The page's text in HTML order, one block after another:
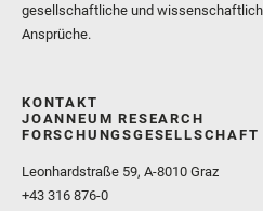
gesellschaftliche und
Ansprüche.
KONTAKT
JOANNEUM RESEARCH
FORSCHUNGSGESELLSCHAFT
Leonhardstraße 59, A-8010 Graz
+43 316 876-0